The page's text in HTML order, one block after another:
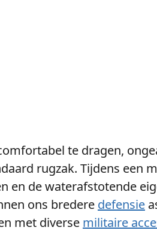
te dragen,
rugzak. Tijdens
en de waterafstotende
ons bredere defensie
met diverse militaire